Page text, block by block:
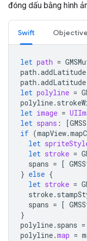
đóng dấu bằng hình
Swift
let path =
path .addLatitude
path .addLatitude
let polyline =
polyline.
let image =
let spans : [
if (mapView.
let
let stroke =
spans = [
} else {
let stroke =
stroke.
spans = [
}
polyline. spans =
polyline.map =